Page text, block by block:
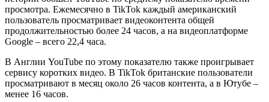
просмотра. Ежемесячно в TikTok каждый американский
пользователь просматривает видеоконтента общей
продолжительностью более 24 часов, а на видеоплатформе
Google – всего 22,4 часа.
В Англии YouTube по этому показателю также проигрывает
сервису коротких видео. В TikTok британские пользователи
просматривают в месяц около 26 часов контента, а в Ютубе –
менее 16 часов.